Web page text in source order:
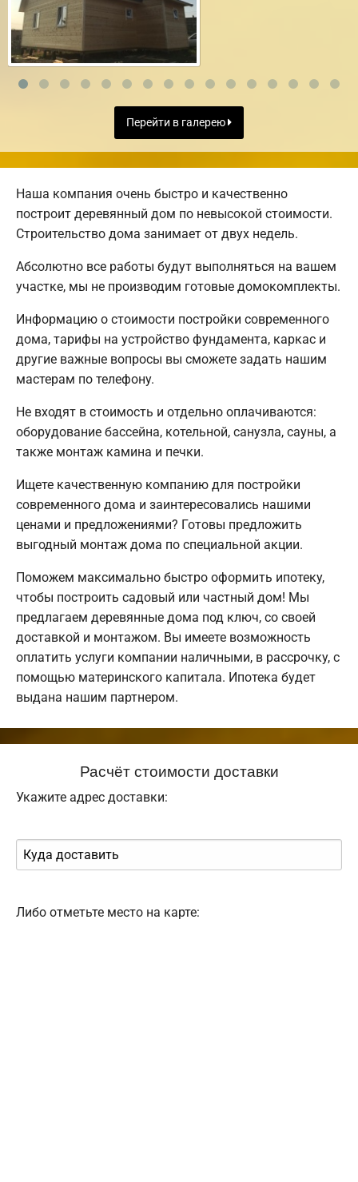
Перейти в галерею
Наша компания очень быстро и качественно
построит деревянный дом по невысокой стоимости.
Строительство дома занимает от двух недель.
Абсолютно все работы будут выполняться на вашем
участке, мы не производим готовые домокомплекты.
Информацию о стоимости постройки современного
дома, тарифы на устройство фундамента, каркас и
другие важные вопросы вы сможете задать нашим
мастерам по телефону.
Не входят в стоимость и отдельно оплачиваются:
оборудование бассейна, котельной, санузла, сауны, а
также монтаж камина и печки.
Ищете качественную компанию для постройки
современного дома и заинтересовались нашими
ценами и предложениями? Готовы предложить
выгодный монтаж дома по специальной акции.
Поможем максимально быстро оформить ипотеку,
чтобы построить садовый или частный дом! Мы
предлагаем деревянные дома под ключ, со своей
доставкой и монтажом. Вы имеете возможность
оплатить услуги компании наличными, в рассрочку, с
помощью материнского капитала. Ипотека будет
выдана нашим партнером.
Расчёт стоимости доставки
Укажите адрес доставки:
Либо отметьте место на карте: